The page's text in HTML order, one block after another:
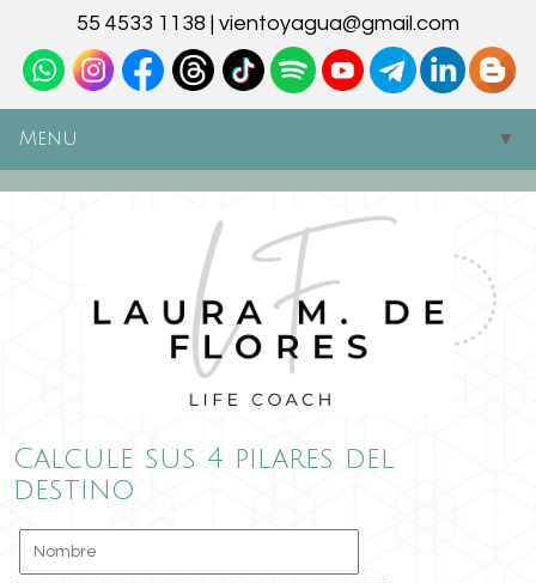
55 4533 1138 | vientoyagua@gmail.com
Menu ▼
Calcule sus 4 pilares del
destino